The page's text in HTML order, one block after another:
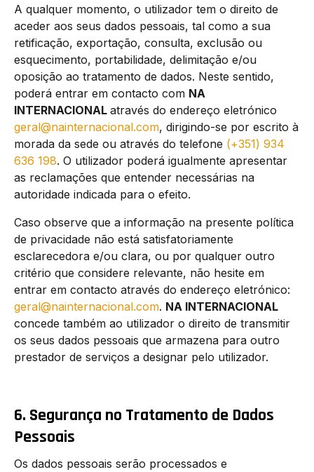
A qualquer momento, o utilizador tem o direito de
aceder aos seus dados pessoais, tal como a sua
retificação, exportação, consulta, exclusão ou
esquecimento, portabilidade, delimitação e/ou
oposição ao tratamento de dados. Neste sentido,
poderá entrar em contacto com NA
INTERNACIONAL através do endereço eletrónico
geral@nainternacional.com, dirigindo-se por escrito à
morada da sede ou através do telefone (+351) 934
636 198. O utilizador poderá igualmente apresentar
as reclamações que entender necessárias na
autoridade indicada para o efeito.
Caso observe que a informação na presente política
de privacidade não está satisfatoriamente
esclarecedora e/ou clara, ou por qualquer outro
critério que considere relevante, não hesite em
entrar em contacto através do endereço eletrónico:
geral@nainternacional.com. NA INTERNACIONAL
concede também ao utilizador o direito de transmitir
os seus dados pessoais que armazena para outro
prestador de serviços a designar pelo utilizador.
6. Segurança no Tratamento de Dados
Pessoais
Os dados pessoais serão processados e